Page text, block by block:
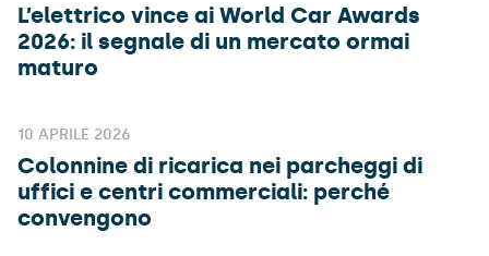
L’elettrico vince ai World Car Awards
2026: il segnale di un mercato ormai
maturo
10 APRILE 2026
Colonnine di ricarica nei parcheggi di
uffici e centri commerciali: perché
convengono